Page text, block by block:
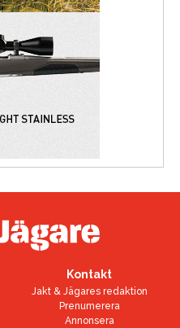
Kontakt
Jakt & Jägares redaktion
Prenumerera
Annonsera